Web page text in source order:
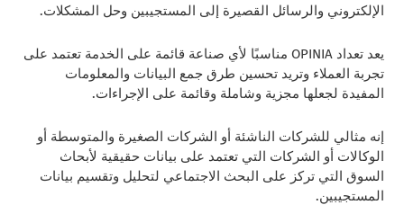
الإلكتروني والرسائل القصيرة إلى المستجيبين وحل المشكلات.
يعد تعداد OPINIA مناسبًا لأي صناعة قائمة على الخدمة تعتمد على
تجربة العملاء وتريد تحسين طرق جمع البيانات والمعلومات
المفيدة لجعلها مجزية وشاملة وقائمة على الإجراءات.
إنه مثالي للشركات الناشئة أو الشركات الصغيرة والمتوسطة أو
الوكالات أو الشركات التي تعتمد على بيانات حقيقية لأبحاث
السوق التي تركز على البحث الاجتماعي لتحليل وتقسيم بيانات
المستجيبين.